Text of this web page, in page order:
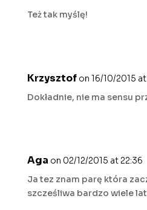
Też tak myślę!
Krzysztof on 16/10/2015 at
Dokładnie, nie ma sensu
Aga on 02/12/2015 at 22:36
Ja tez znam parę która
szcześliwa bardzo wiele